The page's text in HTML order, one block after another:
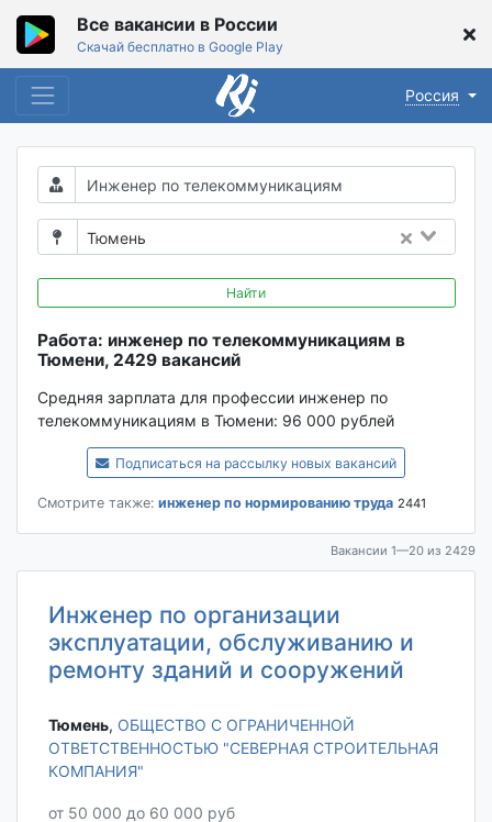
Все вакансии в России
Скачай бесплатно в Google Play
Россия
Тюмень
Найти
Работа: инженер по телекоммуникациям в
Тюмени, 2429 вакансий
Средняя зарплата для профессии инженер по
телекоммуникациям в Тюмени: 96 000 рублей
Подписаться на рассылку новых вакансий
Смотрите также: инженер по нормированию труда 2441
Вакансии 1—20 из 2429
Инженер по организации
эксплуатации, обслуживанию и
ремонту зданий и сооружений
Тюмень‎, ОБЩЕСТВО С ОГРАНИЧЕННОЙ
ОТВЕТСТВЕННОСТЬЮ "СЕВЕРНАЯ СТРОИТЕЛЬНАЯ
КОМПАНИЯ"
от 50 000 до 60 000 руб